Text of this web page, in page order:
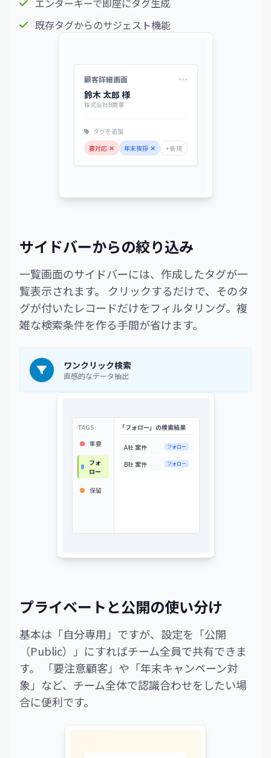
顧客詳細画面
鈴木 太郎 様
株式会社B商事
タグを追加
要対応
年末挨拶 + 新規
エンターキーで即座にタグ生成
既存タグからのサジェスト機能
サイドバーからの絞り込み
一覧画面のサイドバーには、作成したタグが一
覧表示されます。 クリックするだけで、そのタ
グが付いたレコードだけをフィルタリング。複
雑な検索条件を作る手間が省けます。
ワンクリック検索
直感的なデータ抽出
TAGS
重要
フォ
ロー
保留
「フォロー」の検索結果
A社 案件 フォロー
B社 案件 フォロー
プライベートと公開の使い分け
基本は「自分専用」ですが、設定を「公開
（Public）」にすればチーム全員で共有できま
す。 「要注意顧客」や「年末キャンペーン対
象」など、チーム全体で認識合わせをしたい場
合に便利です。